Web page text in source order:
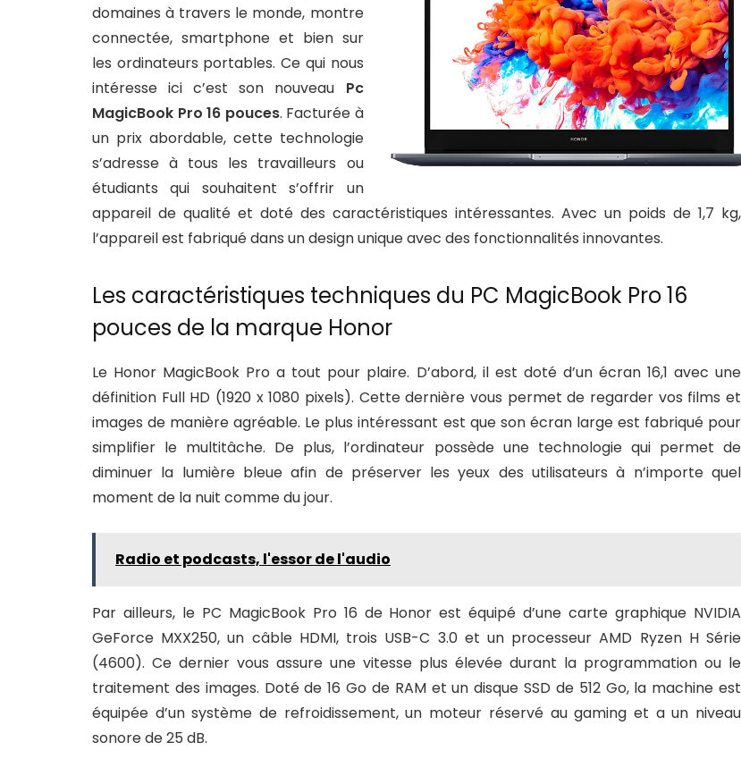
domaines à travers le monde, montre
connectée, smartphone et bien sur
les ordinateurs portables. Ce qui nous
intéresse ici c’est son nouveau Pc
MagicBook Pro 16 pouces. Facturée à
un prix abordable, cette technologie
s’adresse à tous les travailleurs ou
étudiants qui souhaitent s’offrir un
appareil de qualité et doté des caractéristiques intéressantes. Avec un poids de 1,7 kg,
l’appareil est fabriqué dans un design unique avec des fonctionnalités innovantes.
Les caractéristiques techniques du PC MagicBook Pro 16
pouces de la marque Honor
Le Honor MagicBook Pro a tout pour plaire. D’abord, il est doté d’un écran 16,1 avec une
définition Full HD (1920 x 1080 pixels). Cette dernière vous permet de regarder vos films et
images de manière agréable. Le plus intéressant est que son écran large est fabriqué pour
simplifier le multitâche. De plus, l’ordinateur possède une technologie qui permet de
diminuer la lumière bleue afin de préserver les yeux des utilisateurs à n’importe quel
moment de la nuit comme du jour.
Radio et podcasts, l'essor de l'audio
Par ailleurs, le PC MagicBook Pro 16 de Honor est équipé d’une carte graphique NVIDIA
GeForce MXX250, un câble HDMI, trois USB-C 3.0 et un processeur AMD Ryzen H Série
(4600). Ce dernier vous assure une vitesse plus élevée durant la programmation ou le
traitement des images. Doté de 16 Go de RAM et un disque SSD de 512 Go, la machine est
équipée d’un système de refroidissement, un moteur réservé au gaming et a un niveau
sonore de 25 dB.